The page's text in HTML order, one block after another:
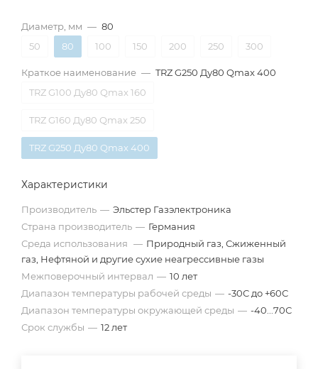
Диаметр, мм — 80
50
80 100 150 200 250 300
Краткое наименование — TRZ G250 Ду80 Qmax 400
TRZ G100 Ду80 Qmax 160
TRZ G160 Ду80 Qmax 250
TRZ G250 Ду80 Qmax 400
Характеристики
Производитель — Эльстер Газэлектроника
Страна производитель — Германия
Среда использования — Природный газ, Сжиженный
газ, Нефтяной и другие сухие неагрессивные газы
Межповерочный интервал — 10 лет
Диапазон температуры рабочей среды — -30С до +60С
Диапазон температуры окружающей среды — -40...70С
Срок службы — 12 лет